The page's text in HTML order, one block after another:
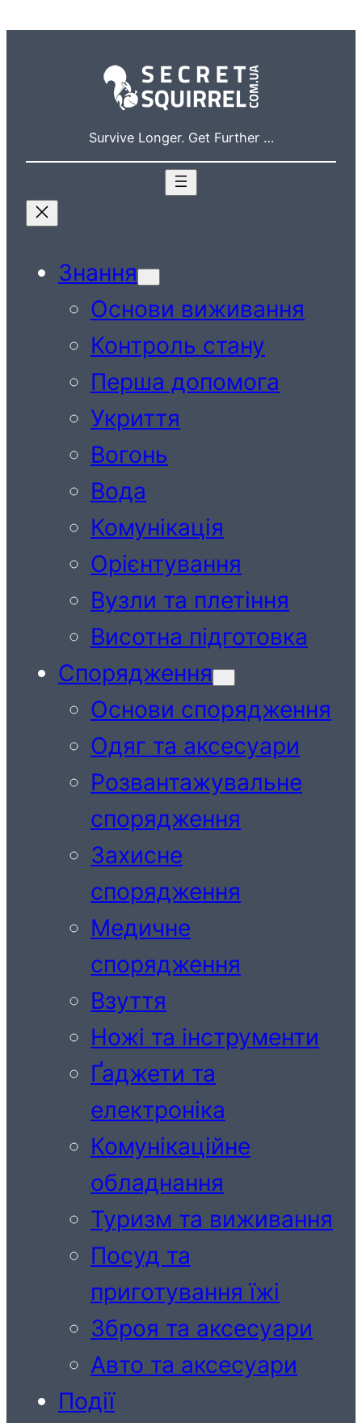
Survive Longer. Get Further …
Знання
Основи виживання
Контроль стану
Перша допомога
Укриття
Вогонь
Вода
Комунікація
Орієнтування
Вузли та плетіння
Висотна підготовка
Спорядження
Основи спорядження
Одяг та аксесуари
Розвантажувальне
спорядження
Захисне
спорядження
Медичне
спорядження
Взуття
Ножі та інструменти
Ґаджети та
електроніка
Комунікаційне
обладнання
Туризм та виживання
Посуд та
приготування їжі
Зброя та аксесуари
Авто та аксесуари
Події